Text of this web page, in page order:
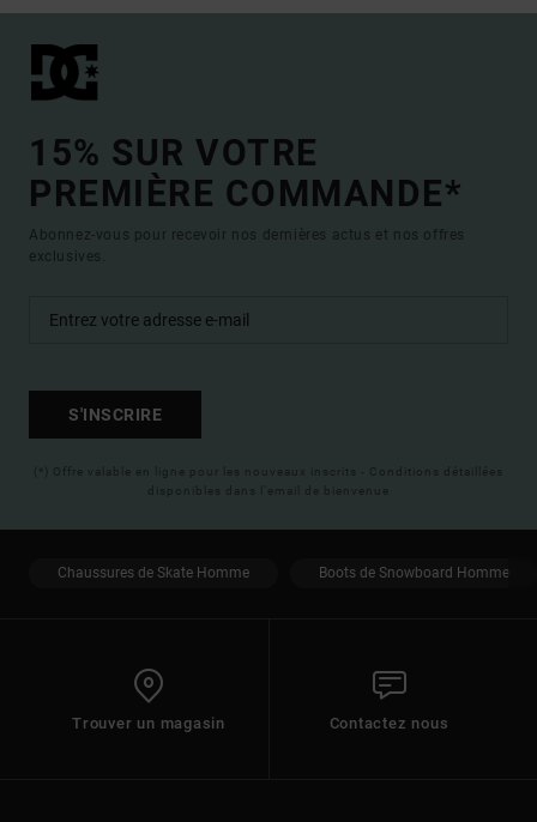
15% SUR VOTRE
PREMIÈRE COMMANDE*
Abonnez-vous pour recevoir nos dernières actus et nos offres
exclusives.
S'INSCRIRE
(*) Offre valable en ligne pour les nouveaux inscrits - Conditions détaillées
disponibles dans l'email de bienvenue
Chaussures de Skate Homme Boots de Snowboard Homme
Trouver un magasin Contactez nous